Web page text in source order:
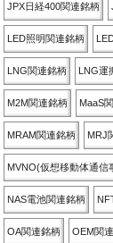
JPX日経400関連銘柄
LED照明関連銘柄
LNG関連銘柄 LNG運
M2M関連銘柄 MaaS
MRAM関連銘柄 MRJ
MVNO(仮想移動体通信
NAS電池関連銘柄
OA関連銘柄 OEM関